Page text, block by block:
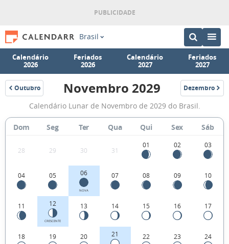
Brasil
Calendário
2026
Feriados
2026
Calendário
2027
Feriados
2027
Outubro
2029
Fases
da
Lua
Novembro
2029
Novembro 2029 Dezembro
2029
Calendário Lunar de Novembro de 2029 do Brasil.
Dom Seg Ter Qua Qui Sex Sáb
28 29 30 31
01 02 03
04 05 06
NOVA
07 08 09 10
11 12
CRESCENTE
13 14 15 16 17
18 19 20 21 22 23 24